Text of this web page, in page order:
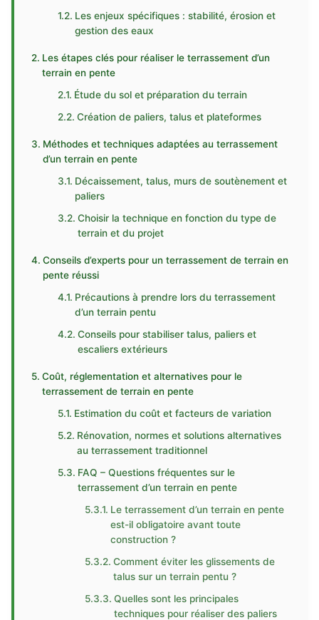
Les enjeux spécifiques : stabilité, érosion et
gestion des eaux
Les étapes clés pour réaliser le terrassement d’un
terrain en pente
Étude du sol et préparation du terrain
Création de paliers, talus et plateformes
Méthodes et techniques adaptées au terrassement
d’un terrain en pente
Décaissement, talus, murs de soutènement et
paliers
Choisir la technique en fonction du type de
terrain et du projet
Conseils d’experts pour un terrassement de terrain en
pente réussi
Précautions à prendre lors du terrassement
d’un terrain pentu
Conseils pour stabiliser talus, paliers et
escaliers extérieurs
Coût, réglementation et alternatives pour le
terrassement de terrain en pente
Estimation du coût et facteurs de variation
Rénovation, normes et solutions alternatives
au terrassement traditionnel
FAQ – Questions fréquentes sur le
terrassement d’un terrain en pente
Le terrassement d’un terrain en pente
est-il obligatoire avant toute
construction ?
Comment éviter les glissements de
talus sur un terrain pentu ?
Quelles sont les principales
techniques pour réaliser des paliers